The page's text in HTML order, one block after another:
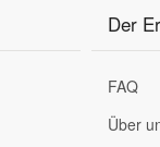
Der
FAQ
Über